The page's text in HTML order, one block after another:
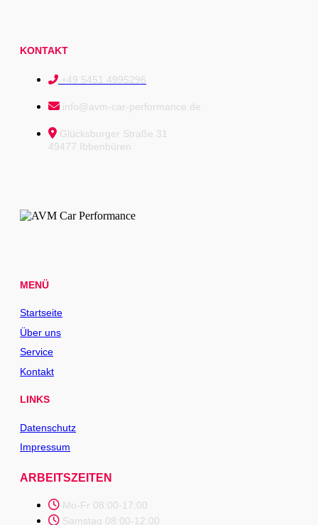
KONTAKT
+49 5451 4995296
info@avm-car-performance.de
Glücksburger Straße 31
49477 Ibbenbüren
MENÜ
Startseite
Über uns
Service
Kontakt
LINKS
Datenschutz
Impressum
ARBEITSZEITEN
Mo-Fr 08:00-17:00
Samstag 08:00-12:00